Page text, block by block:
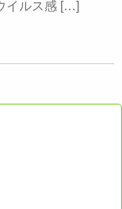
イルス感 […]